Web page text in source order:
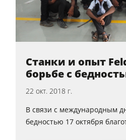
Станки и опыт
борьбе с
22 окт. 2018 г.
В связи с международным
бедностью 17 октября